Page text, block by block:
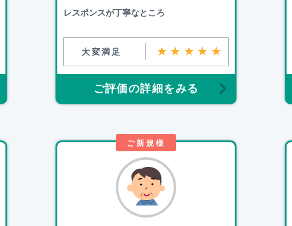
レスポンスが丁寧なところ
大変満足 ★★★★★
ご評価の詳細をみる
ご新規様